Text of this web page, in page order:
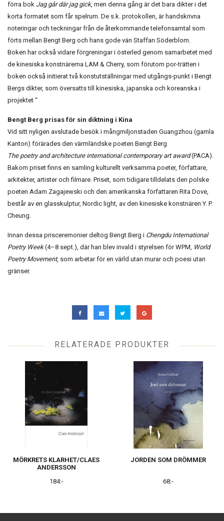
förra bok Jag går där jag gick, men denna gång är det bara dikter i det
korta formatet som får spelrum. De s.k. protokollen, är handskrivna
noteringar och teckningar från de återkommande telefonsamtal som
förts mellan Bengt Berg och hans gode vän Staffan Söderblom.
Boken har också vidare förgreningar i österled genom samarbetet med
de kinesiska konstnärerna LAM & Cherry, som förutom por-trätten i
boken också initierat två konstutställningar med utgångs-punkt i Bengt
Bergs dikter, som översatts till kinesiska, japanska och koreanska i
projektet “
Bengt Berg prisas för sin diktning i Kina
Vid sitt nyligen avslutade besök i mångmiljonstaden Guangzhou (gamla
Kanton) förärades den värmländske poeten Bengt Berg
The poetry and architecture international contemporary art award (PACA).
Bakom priset finns en samling kulturellt verksamma poeter, författare,
arkitekter, artister och filmare. Priset, som tidigare tilldelats den polske
poeten Adam Zagajewski och den amerikanska författaren Rita Dove,
består av en glasskulptur, Nordic light, av den kinesiske konstnären Y. P.
Cheung.
Innan dessa prisceremonier deltog Bengt Berg i Chengdu International
Poetry Week (4–8 sept.), där han blev invald i styrelsen för WPM, World
Poetry Movement, som arbetar för en värld utan murar och poesi utan
gränser.
RELATERADE PRODUKTER
MÖRKRETS KLARHET/CLAES
ANDERSSON
184:-
JORDEN SOM DRÖMMER
68:-